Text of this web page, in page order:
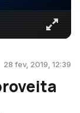
28 fev, 2019, 12:39